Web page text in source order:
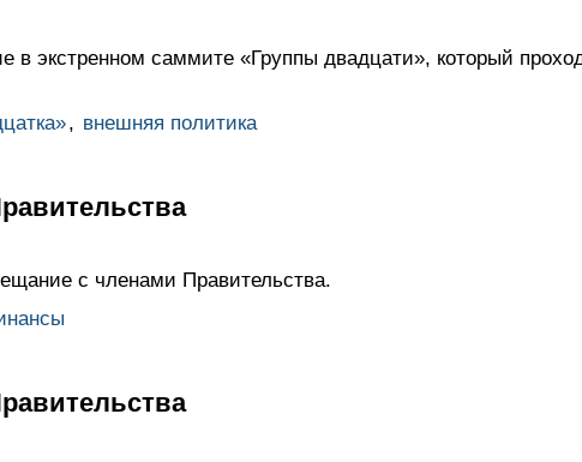
в экстренном саммите «Группы двадцати», который
, внешняя политика
с членами Правительства.